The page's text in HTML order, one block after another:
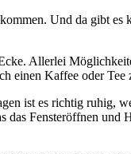
Und da gibt es
Allerlei
einen Kaffee oder Tee
ist es richtig ruhig,
Fensteröffnen und